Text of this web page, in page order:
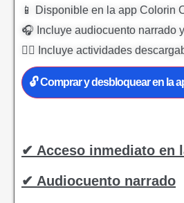
📱 Disponible en la app Colorin
🎧 Incluye audiocuento narrado
✍🏻 Incluye actividades
🔓 Comprar y desbloquear en la
✔ Acceso inmediato en
✔ Audiocuento narrado